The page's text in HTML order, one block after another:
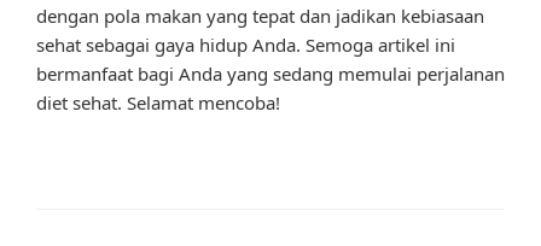
dengan pola makan yang tepat dan jadikan kebiasaan
sehat sebagai gaya hidup Anda. Semoga artikel ini
bermanfaat bagi Anda yang sedang memulai perjalanan
diet sehat. Selamat mencoba!